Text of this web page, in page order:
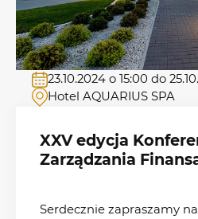
23.10.2024 o 15:00 do
Hotel AQUARIUS SPA
XXV edycja
Zarządzania
Serdecznie zapraszamy na